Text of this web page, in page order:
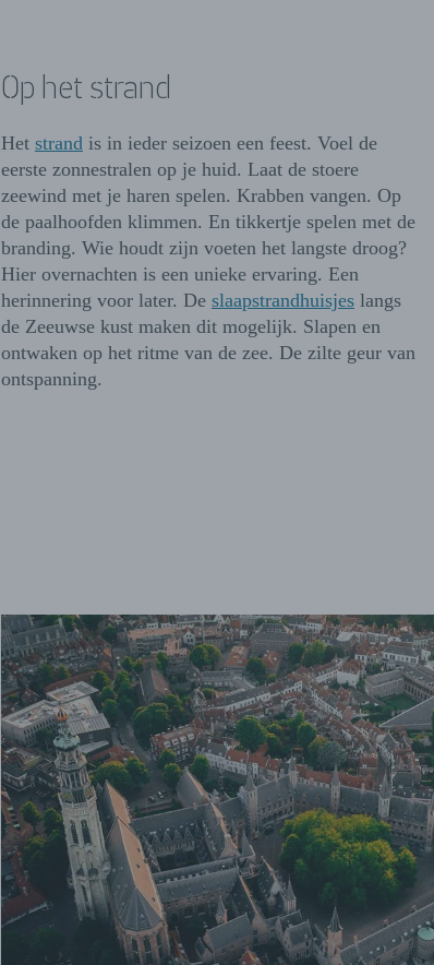
Op het strand
Het strand is in ieder seizoen een feest. Voel de
eerste zonnestralen op je huid. Laat de stoere
zeewind met je haren spelen. Krabben vangen. Op
de paalhoofden klimmen. En tikkertje spelen met de
branding. Wie houdt zijn voeten het langste droog?
Hier overnachten is een unieke ervaring. Een
herinnering voor later. De slaapstrandhuisjes langs
de Zeeuwse kust maken dit mogelijk. Slapen en
ontwaken op het ritme van de zee. De zilte geur van
ontspanning.